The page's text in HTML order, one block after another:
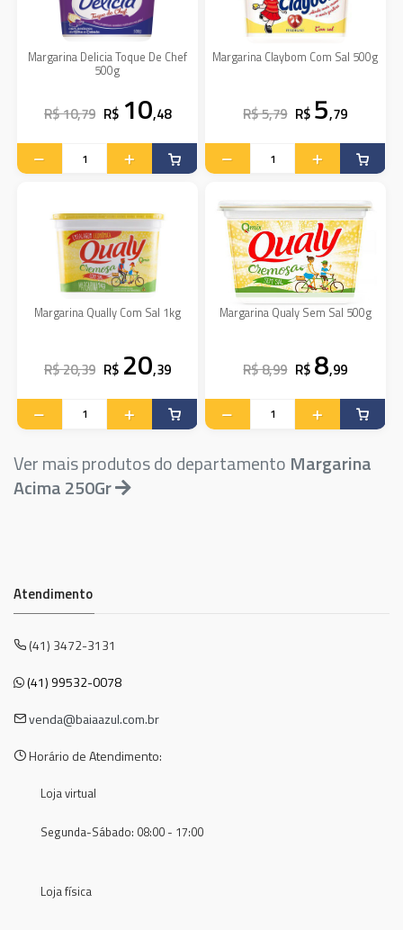
Margarina Delicia Toque De Chef
500g
R$ 10,79 R$ 10,48
Margarina Claybom Com Sal 500g
R$ 5,79 R$ 5,79
Margarina Qually Com Sal 1kg
R$ 20,39 R$ 20,39
Margarina Qualy Sem Sal 500g
R$ 8,99 R$ 8,99
Ver mais produtos do departamento Margarina
Acima 250Gr
Atendimento
(41) 3472-3131
(41) 99532-0078
venda@baiaazul.com.br
Horário de Atendimento:
Loja virtual
Segunda-Sábado: 08:00 - 17:00
Loja física